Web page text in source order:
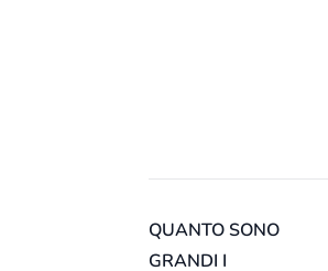
QUANTO SONO
GRANDI I